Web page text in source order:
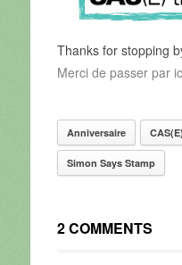
Thanks for stopping
Merci de passer par
Anniversaire
Simon Says Stamp
2 COMMENTS